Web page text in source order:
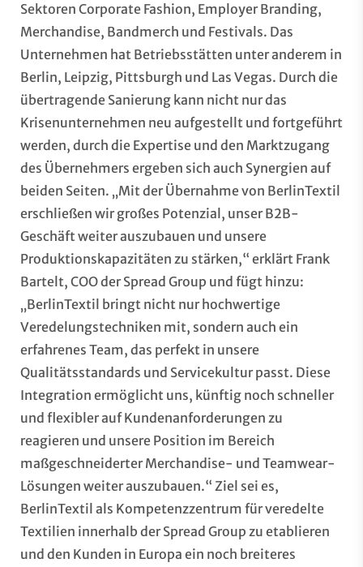
Sektoren Corporate Fashion, Employer Branding,
Merchandise, Bandmerch und Festivals. Das
Unternehmen hat Betriebsstätten unter anderem in
Berlin, Leipzig, Pittsburgh und Las Vegas. Durch die
übertragende Sanierung kann nicht nur das
Krisenunternehmen neu aufgestellt und fortgeführt
werden, durch die Expertise und den Marktzugang
des Übernehmers ergeben sich auch Synergien auf
beiden Seiten. „Mit der Übernahme von BerlinTextil
erschließen wir großes Potenzial, unser B2B-
Geschäft weiter auszubauen und unsere
Produktionskapazitäten zu stärken,“ erklärt Frank
Bartelt, COO der Spread Group und fügt hinzu:
„BerlinTextil bringt nicht nur hochwertige
Veredelungstechniken mit, sondern auch ein
erfahrenes Team, das perfekt in unsere
Qualitätsstandards und Servicekultur passt. Diese
Integration ermöglicht uns, künftig noch schneller
und flexibler auf Kundenanforderungen zu
reagieren und unsere Position im Bereich
maßgeschneiderter Merchandise- und Teamwear-
Lösungen weiter auszubauen.“ Ziel sei es,
BerlinTextil als Kompetenzzentrum für veredelte
Textilien innerhalb der Spread Group zu etablieren
und den Kunden in Europa ein noch breiteres